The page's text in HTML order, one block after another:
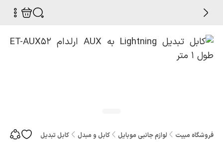
فروشگاه مبیت لوازم جانبی موبایل کابل و مبدل کابل تبدیل Lightning به AUX ارلدام ET-AUX52 طول 1 متر